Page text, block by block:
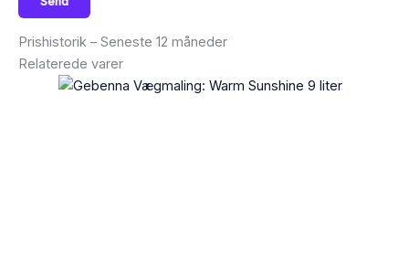
Prishistorik – Seneste 12 måneder
Relaterede varer